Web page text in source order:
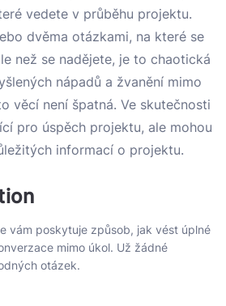
vedete v průběhu projektu.
dvěma otázkami, na které se
než se nadějete, je to chaotická
nápadů a žvanění mimo
věcí není špatná. Ve skutečnosti
pro úspěch projektu, ale mohou
informací o projektu.
vám poskytuje způsob, jak vést úplné
mimo úkol. Už žádné
otázek.